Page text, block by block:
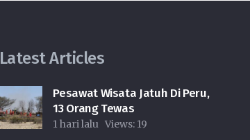
Latest Articles
Pesawat Wisata Jatuh Di Peru,
13 Orang Tewas
1 hari lalu Views: 19